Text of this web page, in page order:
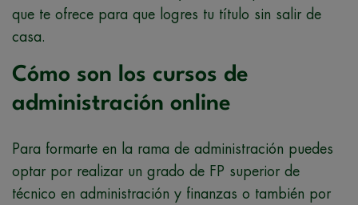
que te ofrece para que logres tu título sin salir de
casa.
Cómo son los cursos de
administración online
Para formarte en la rama de administración puedes
optar por realizar un grado de FP superior de
técnico en administración y finanzas o también por